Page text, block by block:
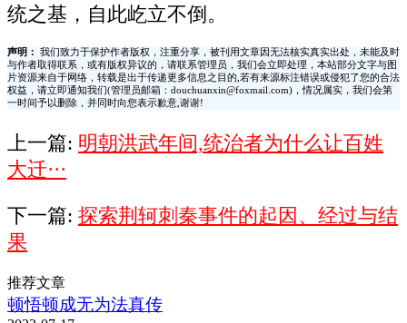
统之基，自此屹立不倒。
声明：
我们致力于保护作者版权，注重分享，被刊用文章因无法核实真实出处，未能及时
与作者取得联系，或有版权异议的，请联系管理员，我们会立即处理，本站部分文字与图
片资源来自于网络，转载是出于传递更多信息之目的,若有来源标注错误或侵犯了您的合法
权益，请立即通知我们(管理员邮箱：douchuanxin@foxmail.com)，情况属实，我们会第
一时间予以删除，并同时向您表示歉意,谢谢!
上一篇: 明朝洪武年间,统治者为什么让百姓
大迁···
下一篇: 探索荆轲刺秦事件的起因、经过与结
果
推荐文章
顿悟顿成无为法真传